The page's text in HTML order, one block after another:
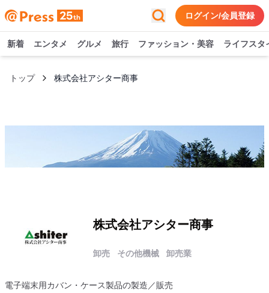
ログイン/会員登録
新着 エンタメ グルメ 旅行 ファッション・美容 ライフスタ
トップ 株式会社アシター商事
株式会社アシター商事
卸売 その他機械 卸売業
電子端末用カバン・ケース製品の製造／販売